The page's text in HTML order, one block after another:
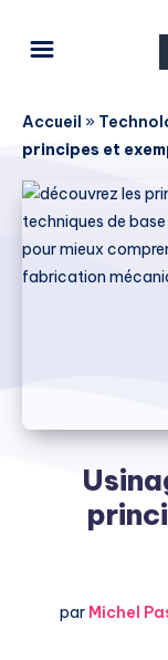
Accueil »
principes et
parMichel